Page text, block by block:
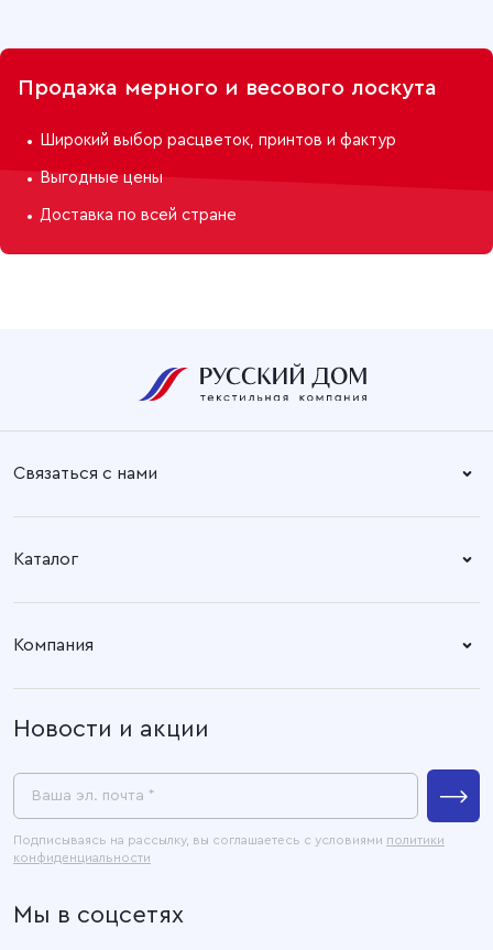
Продажа мерного и весового лоскута
Широкий выбор расцветок, принтов и фактур
Выгодные цены
Доставка по всей стране
Связаться с нами
+7 (4932) 58-14-67
Время работы:
Пн. – Пт: 8.30 – 17.00
Адрес офиса:
Каталог
Компания
Пресс-центр
Контакты
Карта сайта
Новости и акции
Ваша эл. почта *
Подписываясь на рассылку, вы соглашаетесь с условиями политики
конфиденциальности
Мы в соцсетях